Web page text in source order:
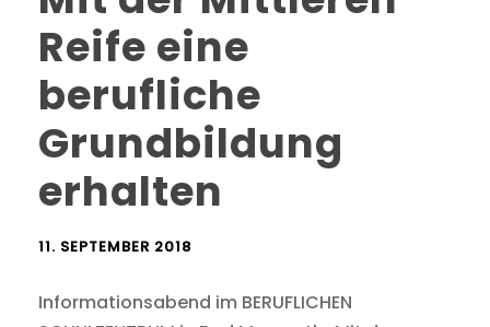
Reife eine
berufliche
Grundbildung
erhalten
11. SEPTEMBER 2018
Informationsabend im BERUFLICHEN